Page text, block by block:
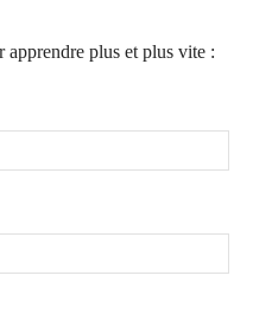
plus et plus vite :